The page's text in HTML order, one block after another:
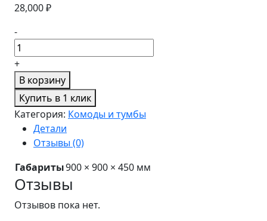
28,000₽
-
+
В корзину
Купить в 1 клик
Категория: Комоды и тумбы
Детали
Отзывы (0)
Габариты900 × 900 × 450 мм
Отзывы
Отзывов пока нет.